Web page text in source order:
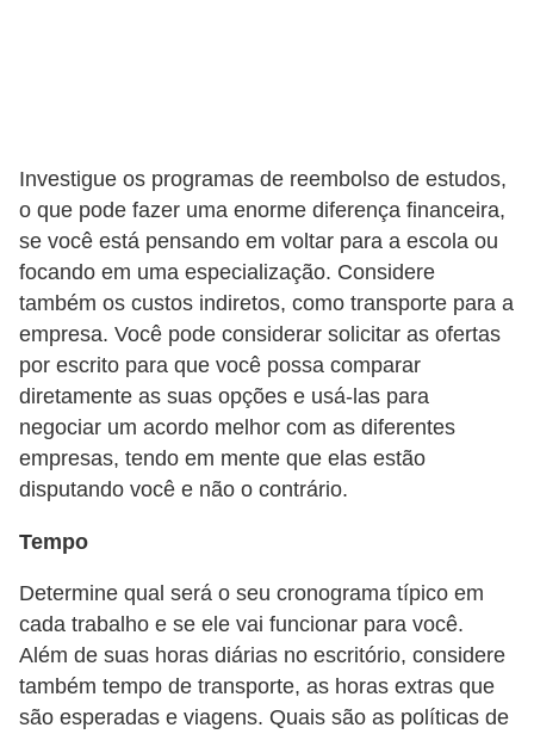
Investigue os programas de reembolso de estudos,
o que pode fazer uma enorme diferença financeira,
se você está pensando em voltar para a escola ou
focando em uma especialização. Considere
também os custos indiretos, como transporte para a
empresa. Você pode considerar solicitar as ofertas
por escrito para que você possa comparar
diretamente as suas opções e usá-las para
negociar um acordo melhor com as diferentes
empresas, tendo em mente que elas estão
disputando você e não o contrário.
Tempo
Determine qual será o seu cronograma típico em
cada trabalho e se ele vai funcionar para você.
Além de suas horas diárias no escritório, considere
também tempo de transporte, as horas extras que
são esperadas e viagens. Quais são as políticas de
ã
o
n
o
t
r
a
b
a
l
P
o
r
t